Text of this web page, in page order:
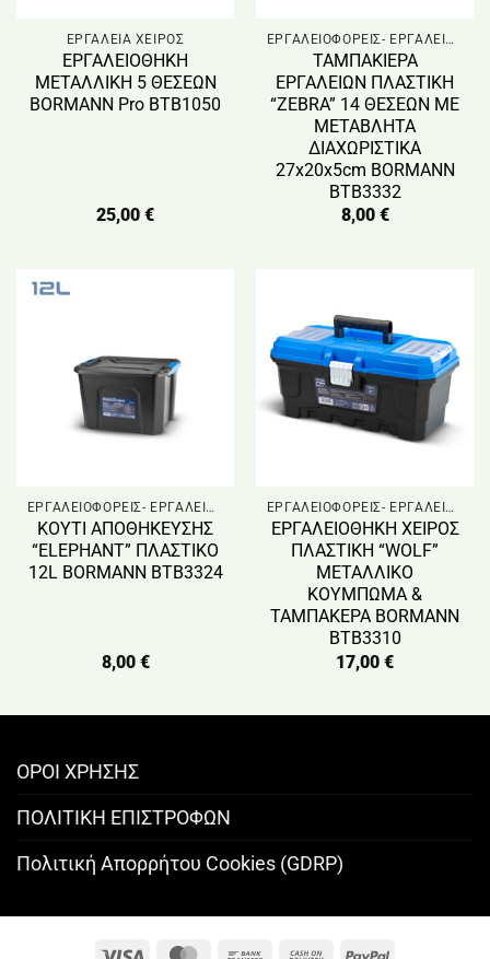
ΕΡΓΑΛΕΙΑ ΧΕΙΡΟΣ
ΕΡΓΑΛΕΙΟΘΗΚΗ
ΜΕΤΑΛΛΙΚΗ 5 ΘΕΣΕΩΝ
BORMANN Pro BTB1050
25,00 €
ΕΡΓΑΛΕΙΟΦΟΡΕΙΣ- ΕΡΓΑΛΕΙΟΘΗΚΕΣ
ΤΑΜΠΑΚΙΕΡΑ
ΕΡΓΑΛΕΙΩΝ ΠΛΑΣΤΙΚΗ
“ZEBRA” 14 ΘΕΣΕΩΝ ΜΕ
ΜΕΤΑΒΛΗΤΑ
ΔΙΑΧΩΡΙΣΤΙΚΑ
27x20x5cm BORMANN
BTB3332
8,00 €
ΕΡΓΑΛΕΙΟΦΟΡΕΙΣ- ΕΡΓΑΛΕΙΟΘΗΚΕΣ
KOYTI ΑΠΟΘΗΚΕΥΣΗΣ
“ELEPHANT” ΠΛΑΣΤΙΚΟ
12L BORMANN BTB3324
8,00 €
ΕΡΓΑΛΕΙΟΦΟΡΕΙΣ- ΕΡΓΑΛΕΙΟΘΗΚΕΣ
ΕΡΓΑΛΕΙΟΘΗΚΗ ΧΕΙΡΟΣ
ΠΛΑΣΤΙΚΗ “WOLF”
ΜΕΤΑΛΛΙΚΟ
ΚΟΥΜΠΩΜΑ &
ΤΑΜΠΑΚΕΡΑ BORMANN
BTB3310
17,00 €
ΟΡΟΙ ΧΡΗΣΗΣ
ΠΟΛΙΤΙΚΗ ΕΠΙΣΤΡΟΦΩΝ
Πολιτική Απορρήτου Cookies (GDRP)
Visa MasterCard
Bank Cash PayPal